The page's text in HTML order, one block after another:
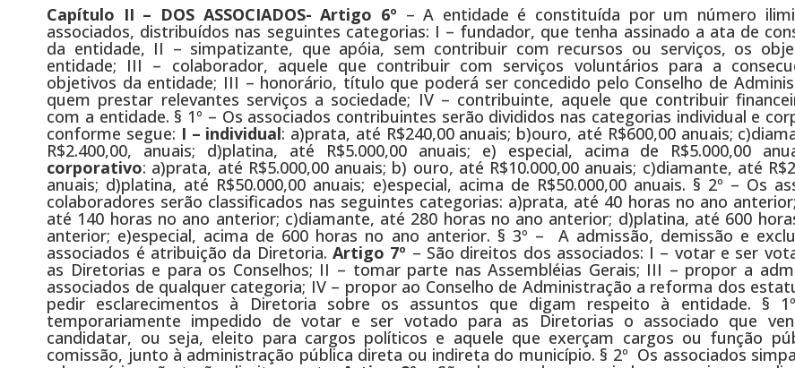
Capítulo II – DOS ASSOCIADOS- Artigo 6º – A entidade é constituída por um número
associados, distribuídos nas seguintes categorias: I – fundador, que tenha assinado a ata de
da entidade, II – simpatizante, que apóia, sem contribuir com recursos ou serviços, os
entidade; III – colaborador, aquele que contribuir com serviços voluntários para a
objetivos da entidade; III – honorário, título que poderá ser concedido pelo Conselho de
quem prestar relevantes serviços a sociedade; IV – contribuinte, aquele que contribuir
com a entidade. § 1º – Os associados contribuintes serão divididos nas categorias individual e
conforme segue: I – individual: a)prata, até R$240,00 anuais; b)ouro, até R$600,00 anuais;
R$2.400,00, anuais; d)platina, até R$5.000,00 anuais; e) especial, acima de R$5.000,00
corporativo: a)prata, até R$5.000,00 anuais; b) ouro, até R$10.000,00 anuais; c)diamante, até
anuais; d)platina, até R$50.000,00 anuais; e)especial, acima de R$50.000,00 anuais. § 2º – Os
colaboradores serão classificados nas seguintes categorias: a)prata, até 40 horas no ano
até 140 horas no ano anterior; c)diamante, até 280 horas no ano anterior; d)platina, até 600
anterior; e)especial, acima de 600 horas no ano anterior. § 3º – A admissão, demissão e
associados é atribuição da Diretoria. Artigo 7º – São direitos dos associados: I – votar e ser
as Diretorias e para os Conselhos; II – tomar parte nas Assembléias Gerais; III – propor a
associados de qualquer categoria; IV – propor ao Conselho de Administração a reforma dos
pedir esclarecimentos à Diretoria sobre os assuntos que digam respeito à entidade. §
temporariamente impedido de votar e ser votado para as Diretorias o associado que
candidatar, ou seja, eleito para cargos políticos e aquele que exerçam cargos ou função
comissão, junto à administração pública direta ou indireta do município. § 2º Os associados